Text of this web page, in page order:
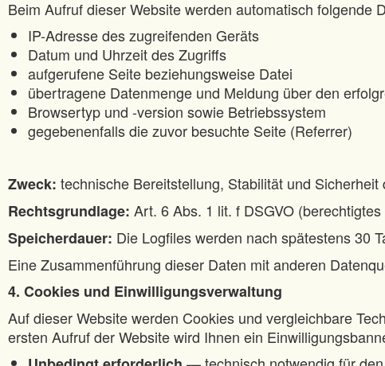
Beim Aufruf dieser Website werden automatisch folgende
IP-Adresse des zugreifenden Geräts
Datum und Uhrzeit des Zugriffs
aufgerufene Seite beziehungsweise Datei
übertragene Datenmenge und Meldung über den
Browsertyp und -version sowie Betriebssystem
gegebenenfalls die zuvor besuchte Seite (Referrer)
Zweck: technische Bereitstellung, Stabilität und Sicherheit
Rechtsgrundlage: Art. 6 Abs. 1 lit. f DSGVO
Speicherdauer: Die Logfiles werden nach spätestens 30
Eine Zusammenführung dieser Daten mit anderen
4. Cookies und Einwilligungsverwaltung
Auf dieser Website werden Cookies und vergleichbare
ersten Aufruf der Website wird Ihnen ein